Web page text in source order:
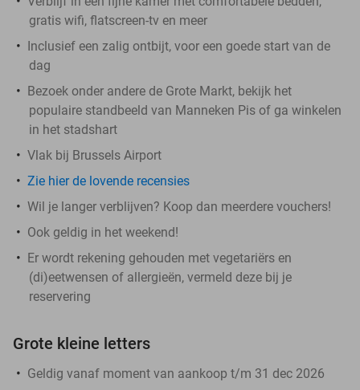
gratis wifi, flatscreen-tv en meer
Inclusief een zalig ontbijt, voor een goede start van de
dag
Bezoek onder andere de Grote Markt, bekijk het
populaire standbeeld van Manneken Pis of ga winkelen
in het stadshart
Vlak bij Brussels Airport
Zie hier de lovende recensies
Wil je langer verblijven? Koop dan meerdere vouchers!
Ook geldig in het weekend!
Er wordt rekening gehouden met vegetariërs en
(di)eetwensen of allergieën, vermeld deze bij je
reservering
Grote kleine letters
Geldig vanaf moment van aankoop t/m 31 dec 2026